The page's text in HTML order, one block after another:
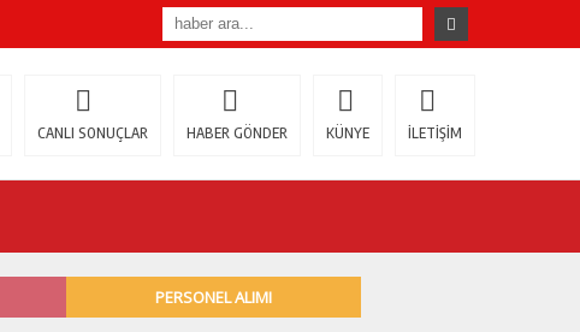
CANLI SONUÇLAR HABER GÖNDER KÜNYE İLETİŞİM